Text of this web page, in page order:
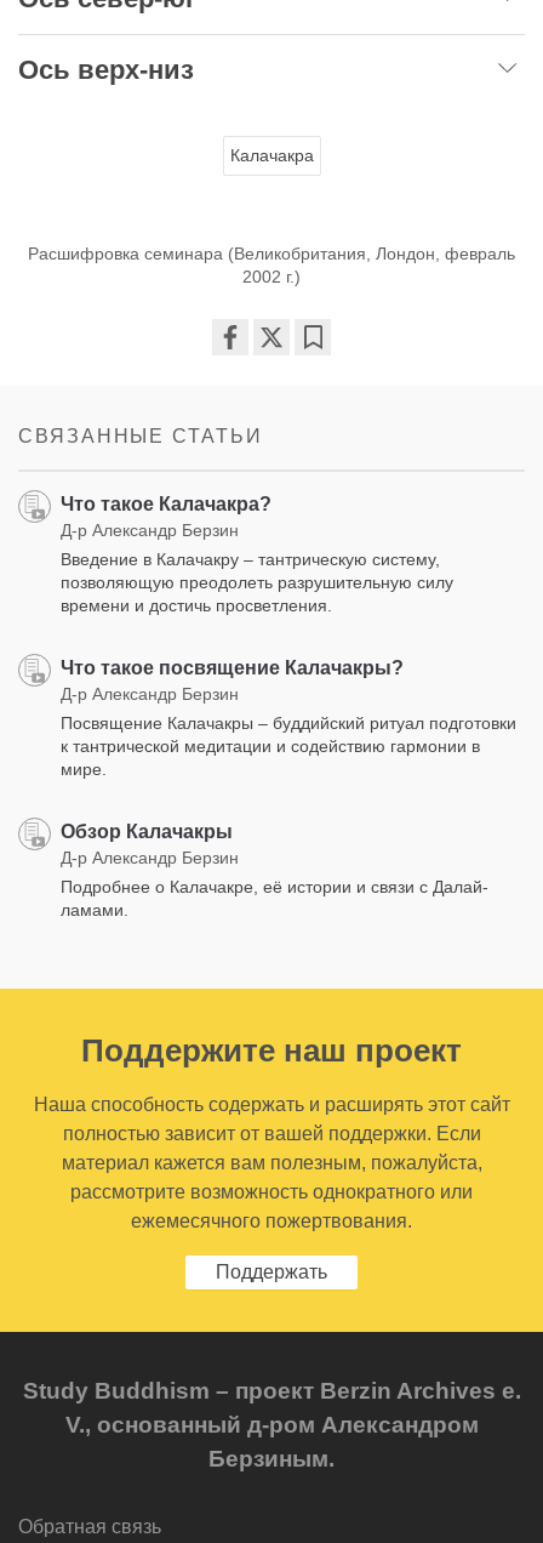
Ось верх-низ
Калачакра
Расшифровка семинара (Великобритания, Лондон, февраль
2002 г.)
СВЯЗАННЫЕ СТАТЬИ
Что такое Калачакра?
Д-р Александр Берзин
Введение в Калачакру – тантрическую систему,
позволяющую преодолеть разрушительную силу
времени и достичь просветления.
Что такое посвящение Калачакры?
Д-р Александр Берзин
Посвящение Калачакры – буддийский ритуал подготовки
к тантрической медитации и содействию гармонии в
мире.
Обзор Калачакры
Д-р Александр Берзин
Подробнее о Калачакре, её истории и связи с Далай-
ламами.
Поддержите наш проект
Наша способность содержать и расширять этот сайт
полностью зависит от вашей поддержки. Если
материал кажется вам полезным, пожалуйста,
рассмотрите возможность однократного или
ежемесячного пожертвования.
Поддержать
Study Buddhism – проект Berzin Archives e.
V., основанный д-ром Александром
Берзиным.
Обратная связь